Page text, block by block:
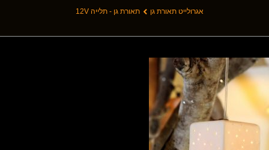
אודותינו
תאורת חוץ
תאורת פנים
תאורת רחובות
בלוג
אגרולייט תאורת גן תאורת גן - תלייה 12V